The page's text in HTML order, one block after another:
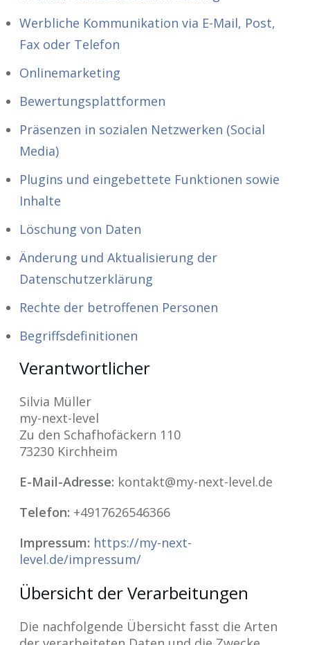
Werbliche Kommunikation via E-Mail, Post,
Fax oder Telefon
Onlinemarketing
Bewertungsplattformen
Präsenzen in sozialen Netzwerken (Social
Media)
Plugins und eingebettete Funktionen sowie
Inhalte
Löschung von Daten
Änderung und Aktualisierung der
Datenschutzerklärung
Rechte der betroffenen Personen
Begriffsdefinitionen
Verantwortlicher
Silvia Müller
my-next-level
Zu den Schafhofäckern 110
73230 Kirchheim
E-Mail-Adresse: kontakt@my-next-level.de
Telefon: +4917626546366
Impressum: https://my-next-
level.de/impressum/
Übersicht der Verarbeitungen
Die nachfolgende Übersicht fasst die Arten